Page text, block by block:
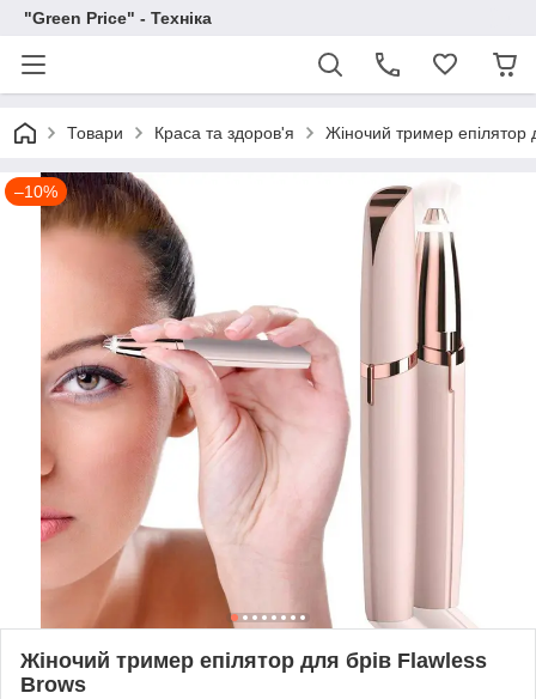
"Green Price" - Техніка
Товари Краса та здоров'я Жіночий тример епілятор
–10%
Жіночий тример епілятор для брів Flawless
Brows